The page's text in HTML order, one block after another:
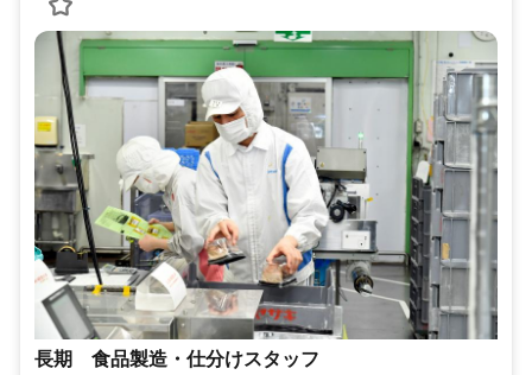
長期 食品製造・仕分けスタッフ